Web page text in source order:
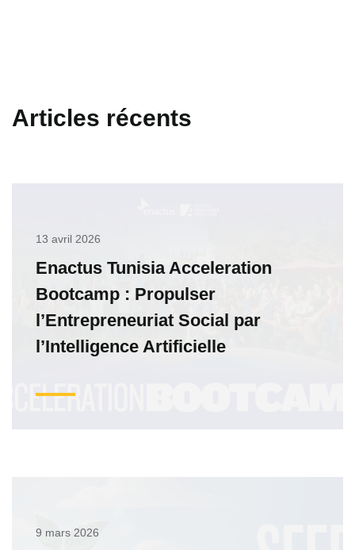
Articles récents
13 avril 2026
Enactus Tunisia Acceleration
Bootcamp : Propulser
l’Entrepreneuriat Social par
l’Intelligence Artificielle
9 mars 2026